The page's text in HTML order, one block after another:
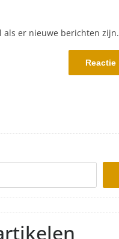
als er nieuwe berichten zijn.